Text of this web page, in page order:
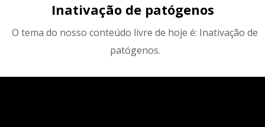
Inativação de patógenos
O tema do nosso conteúdo livre de hoje é: Inativação de
patógenos.